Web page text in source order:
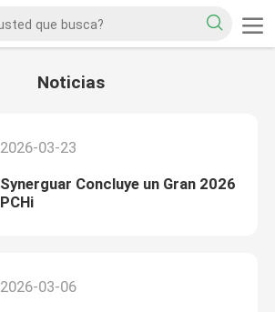
Noticias
2026-03-23
Synerguar Concluye un Gran 2026
PCHi
2026-03-06